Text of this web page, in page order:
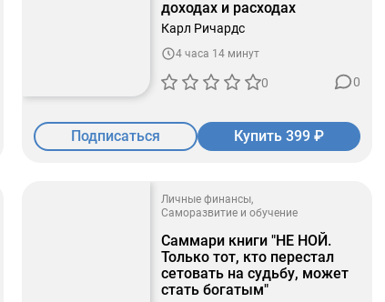
доходах и расходах
Карл Ричардс
4 часа 14 минут
0 0
Подписаться Купить 399 ₽
Личные финансы
Саморазвитие и обучение
Саммари книги "НЕ НОЙ.
Только тот, кто перестал
сетовать на судьбу, может
стать богатым"